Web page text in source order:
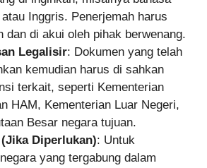
Inggris. Penerjemah harus
dan di akui oleh pihak berwenang.
Legalisir: Dokumen yang telah
kemudian harus di sahkan
terkait, seperti Kementerian
HAM, Kementerian Luar Negeri,
Besar negara tujuan.
Diperlukan): Untuk
yang tergabung dalam